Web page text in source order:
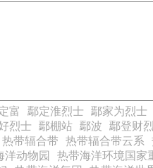
富 鄢定淮烈士 鄢家为烈士
烈士 鄢棚站 鄢波 鄢登财
热带辐合带 热带辐合带云系
洋动物园
热带海洋环境国家